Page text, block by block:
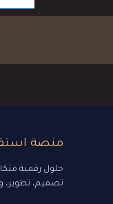
منصة
حلول رقمية
تصميم، تطوير،